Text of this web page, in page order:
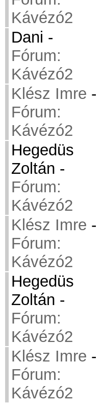
Kávézó2
Dani -
Fórum:
Kávézó2
Klész Imre -
Fórum:
Kávézó2
Hegedüs
Zoltán -
Fórum:
Kávézó2
Klész Imre -
Fórum:
Kávézó2
Hegedüs
Zoltán -
Fórum:
Kávézó2
Klész Imre -
Fórum:
Kávézó2